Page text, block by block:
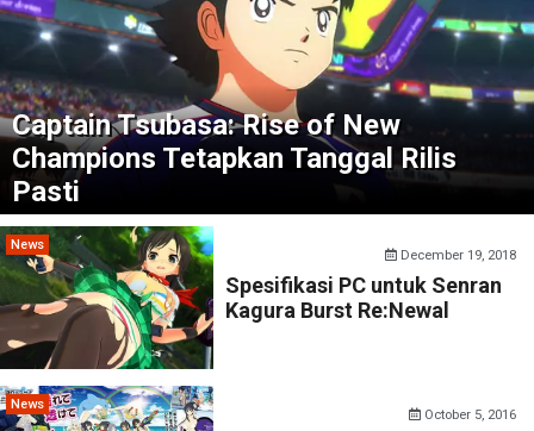
Captain Tsubasa: Rise of New
Champions Tetapkan Tanggal Rilis
Pasti
News
December 19, 2018
Spesifikasi PC untuk Senran
Kagura Burst Re:Newal
News
October 5, 2016